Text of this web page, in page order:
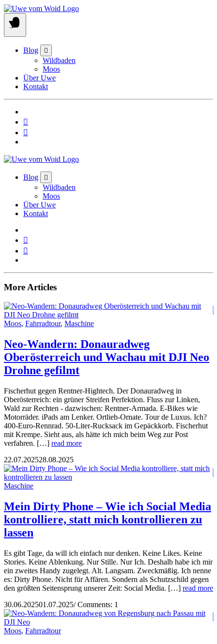
Skip
to
content
Blog
Wildbaden
Moos
Über Uwe
Kontakt
Blog
Wildbaden
Moos
Über Uwe
Kontakt
More Articles
Blog
Moos, Fahrradtour, Maschine
Neo-Wandern: Donauradweg
Oberösterreich und Wachau mit DJI Neo
Drohne gefilmt
Fischerhut gegen Rentner-Hightech. Der Donauradweg in
Oberösterreich: ein grüner Streifen Perfektion. Fluss zur Linken,
Wald zur Rechten - dazwischen: Rentner-Armada. E-Bikes wie
Motorräder. iPads am Lenker. Ortlieb-Ornate. Tour de Luxus. Ich?
400-Euro-Rennrad. 50-Liter-Rucksack im Gepäckkorb. Fischerhut
mit Krempe. Sieht aus, als hätte ich mich beim Weg zur Post
verfahren. […] read more
22.07.202528.08.2025
Maschine
Mein Dirty Phone – Wie ich Social Media
kontrolliere, statt mich kontrollieren zu
lassen
Es gibt Tage, da will ich einfach nur denken. Keine Likes. Keine
Stories. Keine Ablenkung. Nur Stille. Nur Ich. Deshalb habe ich mir
ein zweites Handy zugelegt. Alt. Langsam. Zweckmäßig. Ich nenne
es: Dirty Phone. Nicht für Affären. Sondern als Schutzschild gegen
den größten Seitensprung unserer Zeit: Social Media. […] read more
30.06.202501.07.2025/Comments: 1
Moos, Fahrradtour